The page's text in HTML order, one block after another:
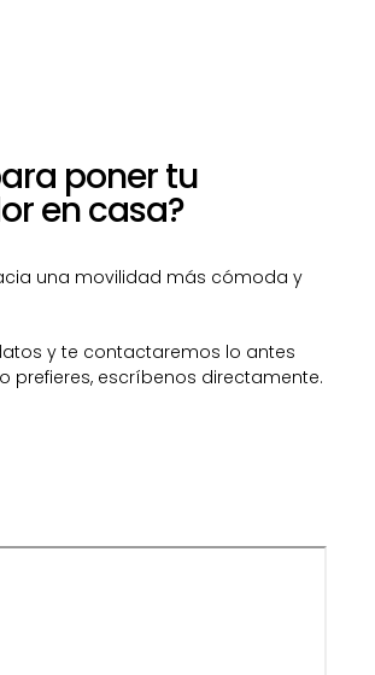
poner tu
en casa?
una movilidad más cómoda y
y te contactaremos lo antes
prefieres, escríbenos directamente.